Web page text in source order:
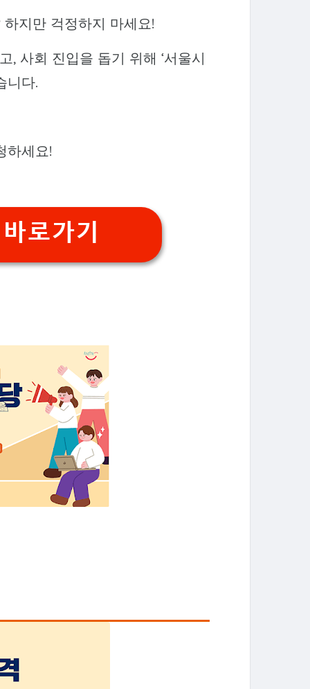
지만 걱정하지 마세요!
, 사회 진입을 돕기 위해 ‘서울시
니다.
하세요!
로가기